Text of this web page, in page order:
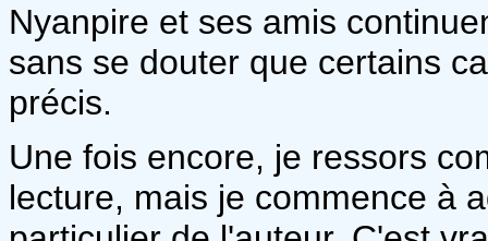
Nyanpire et ses amis
sans se douter que certains
précis.
Une fois encore, je ressors
lecture, mais je commence à